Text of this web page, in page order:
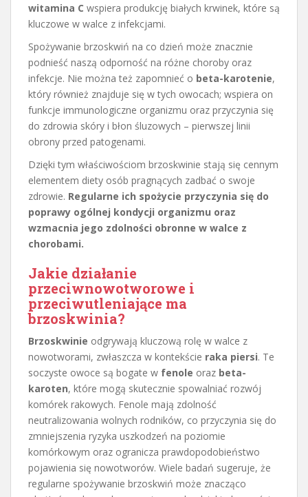
witamina C wspiera produkcję białych krwinek, które są
kluczowe w walce z infekcjami.
Spożywanie brzoskwiń na co dzień może znacznie
podnieść naszą odporność na różne choroby oraz
infekcje. Nie można też zapomnieć o beta-karotenie,
który również znajduje się w tych owocach; wspiera on
funkcje immunologiczne organizmu oraz przyczynia się
do zdrowia skóry i błon śluzowych – pierwszej linii
obrony przed patogenami.
Dzięki tym właściwościom brzoskwinie stają się cennym
elementem diety osób pragnących zadbać o swoje
zdrowie. Regularne ich spożycie przyczynia się do
poprawy ogólnej kondycji organizmu oraz
wzmacnia jego zdolności obronne w walce z
chorobami.
Jakie działanie
przeciwnowotworowe i
przeciwutleniające ma
brzoskwinia?
Brzoskwinie odgrywają kluczową rolę w walce z
nowotworami, zwłaszcza w kontekście raka piersi. Te
soczyste owoce są bogate w fenole oraz beta-
karoten, które mogą skutecznie spowalniać rozwój
komórek rakowych. Fenole mają zdolność
neutralizowania wolnych rodników, co przyczynia się do
zmniejszenia ryzyka uszkodzeń na poziomie
komórkowym oraz ogranicza prawdopodobieństwo
pojawienia się nowotworów. Wiele badań sugeruje, że
regularne spożywanie brzoskwiń może znacząco